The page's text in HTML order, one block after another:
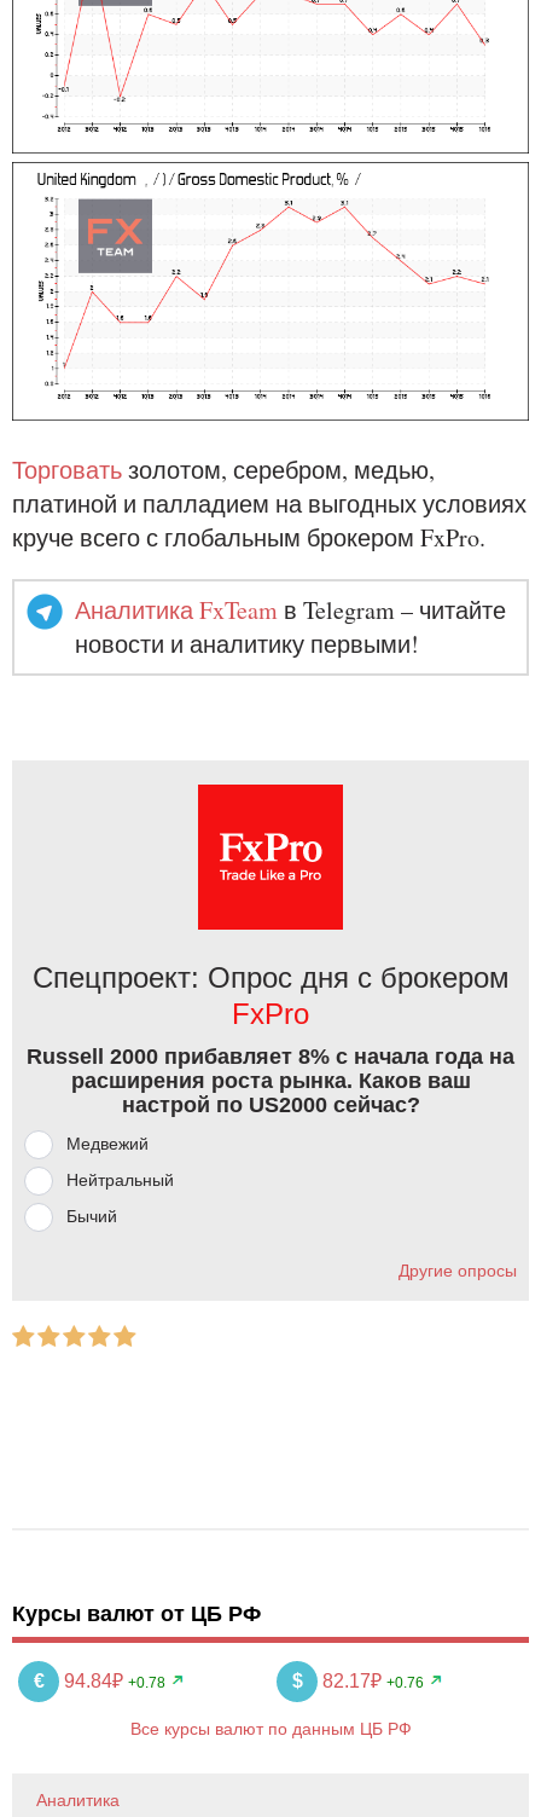
Торговатьзолотом, серебром, медью,
платиной и палладием на выгодных условиях
круче всего с глобальным брокером FxPro.
Аналитика FxTeam в Telegram – читайте
новости и аналитику первыми!
Спецпроект: Опрос дня с брокером
FxPro
Russell 2000 прибавляет 8% с начала года на
расширения роста рынка. Каков ваш
настрой по US2000 сейчас?
Медвежий
Нейтральный
Бычий
Другие опросы
Курсы валют от ЦБ РФ
€ 94.84₽ +0.78 $ 82.17₽ +0.76
Все курсы валют по данным ЦБ РФ
Аналитика